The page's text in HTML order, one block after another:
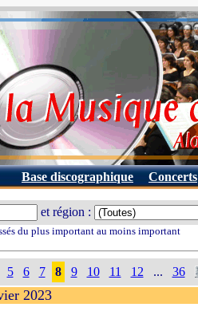
Base discographique Concerts
et région :
du plus important au moins important
5 6 7 8 9 10 11 12 ... 36
2023